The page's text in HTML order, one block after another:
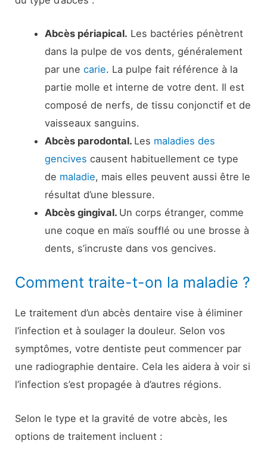
Abcès périapical. Les bactéries pénètrent
dans la pulpe de vos dents, généralement
par une carie. La pulpe fait référence à la
partie molle et interne de votre dent. Il est
composé de nerfs, de tissu conjonctif et de
vaisseaux sanguins.
Abcès parodontal. Les maladies des
gencives causent habituellement ce type
de maladie, mais elles peuvent aussi être le
résultat d’une blessure.
Abcès gingival. Un corps étranger, comme
une coque en maïs soufflé ou une brosse à
dents, s’incruste dans vos gencives.
Comment traite-t-on la maladie ?
Le traitement d’un abcès dentaire vise à éliminer
l’infection et à soulager la douleur. Selon vos
symptômes, votre dentiste peut commencer par
une radiographie dentaire. Cela les aidera à voir si
l’infection s’est propagée à d’autres régions.
Selon le type et la gravité de votre abcès, les
options de traitement incluent :